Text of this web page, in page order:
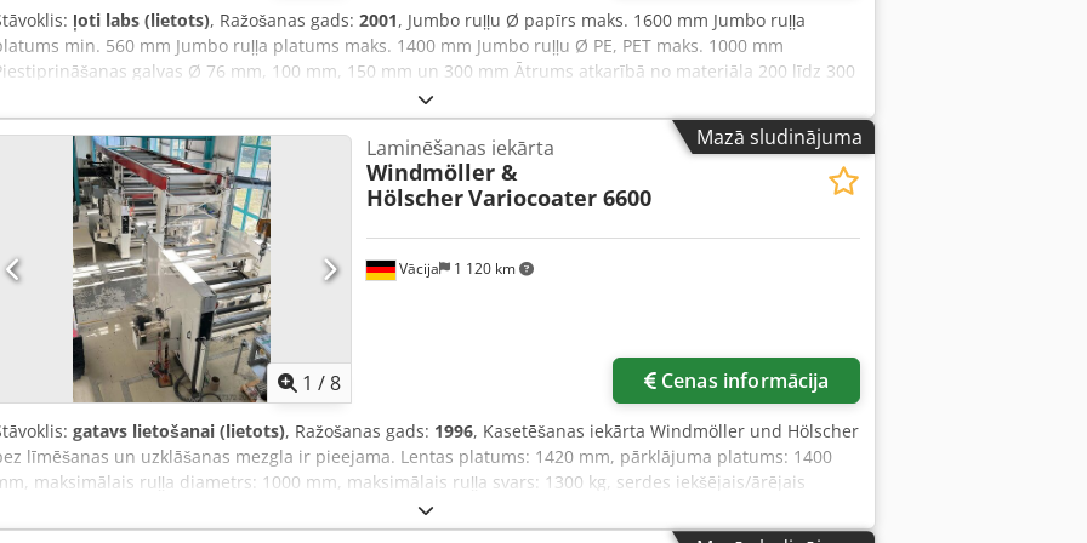
ļoti labs (lietots), Ražošanas gads: 2001, Jumbo ruļļu Ø papīrs maks. 1600 mm Jumbo ruļļa
min. 560 mm Jumbo ruļļa platums maks. 1400 mm Jumbo ruļļu Ø PE, PET maks. 1000 mm
galvas Ø 76 mm, 100 mm, 150 mm un 300 mm Ātrums atkarībā no materiāla 200 līdz 300
m/min. Laminēšanas iekārta Bielloni Castello Julia 2 SL var apstrādāt vienkomponentu PU līmvielas ar 100
cietvielu saturu (bez šķīdinātāja). Līme tiek uzklāta ar uzmavas sistēmu. Dispersijas līmes netiek
apstrādātas. Sistēmai nav žāvēšanas iekārtas. PU līme tiek uzklāta uz kartona lentes ar uzsildītiem
veltņiem (aptuveni 70–90 °C). Kartona un plēves savienojums notiek ar spiedienu un sekojošu
pašcietēšanu. Papīra gramāža no 120 līdz 600 g/m², pārklāta ar Cedjxlkckjpfx Adwerf PET min. 8 mikr. līdz
maks. 75 mikr. PE min. 20 mikr. līdz maks. 75 mikr.
Mazā sludinājuma
1 /8
Vācija 1 120 km
Laminēšanas iekārta
Windmöller &
HölscherVariocoater 6600
Cenas informācija
gatavs lietošanai (lietots), Ražošanas gads: 1996, Kasetēšanas iekārta Windmöller und Hölscher
līmēšanas un uzklāšanas mezgla ir pieejama. Lentas platums: 1420 mm, pārklājuma platums: 1400
maksimālais ruļļa diametrs: 1000 mm, maksimālais ruļļa svars: 1300 kg, serdes iekšējais/ārējais
diametrs: 76 mm/95 mm, maksimālais mehāniskais ātrums: 460 m/min, minimālais materiāla biezums: 15
maksimālais materiāla biezums: 250 μm, kopējie iekārtas izmēri X/Y: 19500 mm/2500 mm. Iekārta